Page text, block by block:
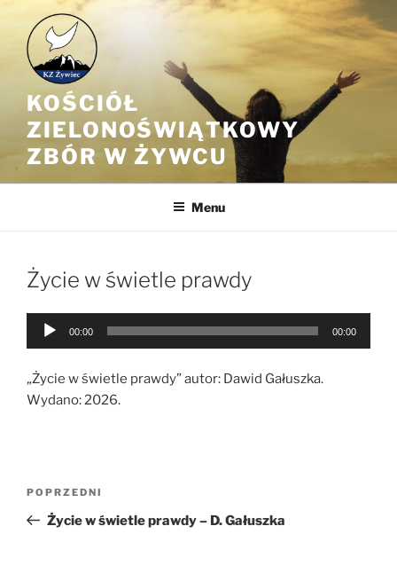
Przejdź
do
treści
KOŚCIÓŁ
ZIELONOŚWIĄTKOWY
ZBÓR W ŻYWCU
Menu
Życie w świetle prawdy
Odtwarzacz
00:00 00:00
„Życie w świetle prawdy” autor: Dawid Gałuszka.
Wydano: 2026.
wpisu
Poprzedni
wpis
POPRZEDNI
Życie w świetle prawdy – D. Gałuszka